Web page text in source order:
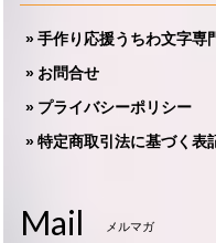
手作り応援うちわ文字
お問合せ
プライバシーポリシー
特定商取引法に基づく表
Mail メルマガ